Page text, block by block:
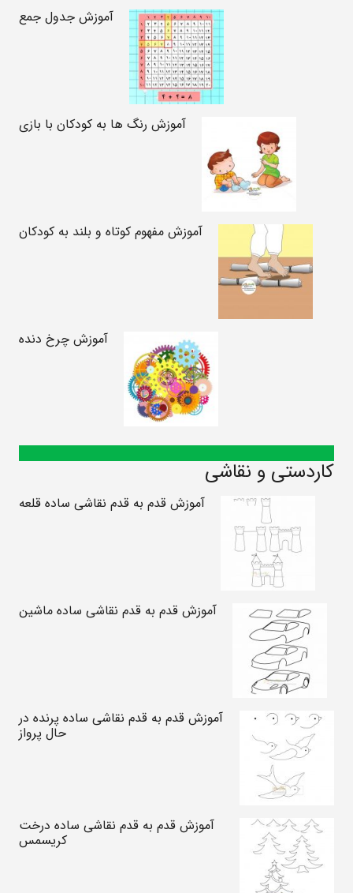
آموزش جدول جمع
آموزش رنگ ها به کودکان با بازی
آموزش مفهوم کوتاه و بلند به کودکان
آموزش چرخ دنده
کاردستی و نقاشی
آموزش قدم به قدم نقاشی ساده قلعه
آموزش قدم به قدم نقاشی ساده ماشین
آموزش قدم به قدم نقاشی ساده پرنده در
حال پرواز
آموزش قدم به قدم نقاشی ساده درخت
کریسمس